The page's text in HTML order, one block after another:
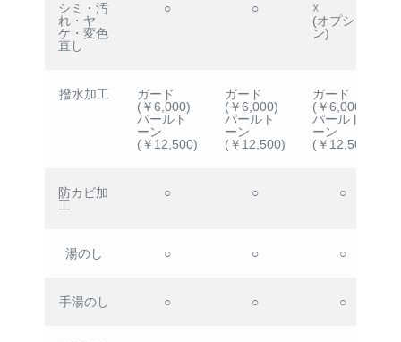
シミ・汚
れ・ヤ
ケ・変色
直し
○ ○
☓
(オプショ
ン)
撥水加工
ガード
(￥6,000)
パールト
ーン
(￥12,500)
ガード
(￥6,000)
パールト
ーン
(￥12,500)
ガード
(￥6,000)
パールト
ーン
(￥12,500)
防カビ加
工
○ ○ ○
湯のし ○ ○ ○
手湯のし ○ ○ ○